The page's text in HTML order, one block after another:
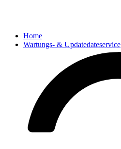
Home
Wartungs- & Updatedateservice